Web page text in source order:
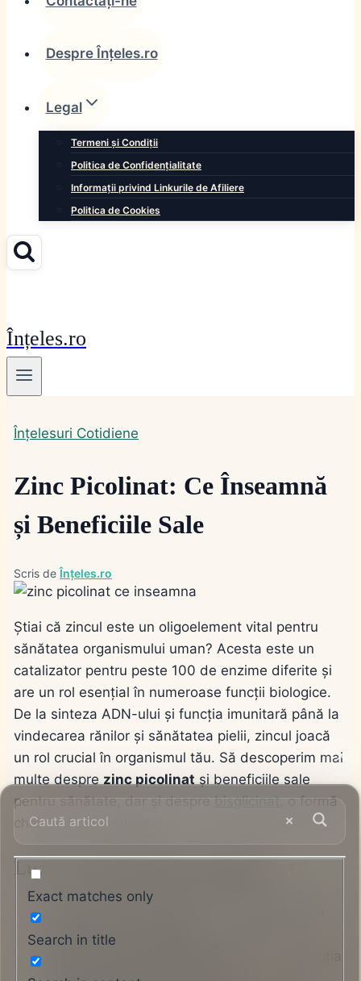
Despre Înțeles.ro
Legal
Termeni și Condiții
Politica de Confidențialitate
Informații privind Linkurile de Afiliere
Politica de Cookies
Înțeles.ro
Înțelesuri Cotidiene
Zinc Picolinat: Ce Înseamnă
și Beneficiile Sale
Scris de Înțeles.ro
Știai că zincul este un oligoelement vital pentru
sănătatea organismului uman? Acesta este un
catalizator pentru peste 100 de enzime diferite și
are un rol esențial în numeroase funcții biologice.
De la sinteza ADN-ului și funcția imunitară până la
vindecarea rănilor și sănătatea pielii, zincul joacă
un rol crucial în organismul tău. Să descoperim mai
multe despre zinc picolinat și beneficiile sale
pentru sănătate, dar și desprebisglicinat, o formă
chelatată de magneziu.
Lucruri importante de reținut:
sănătatea organismului
imunitară și vindecarea rănilor
Exact matches only
Search in title